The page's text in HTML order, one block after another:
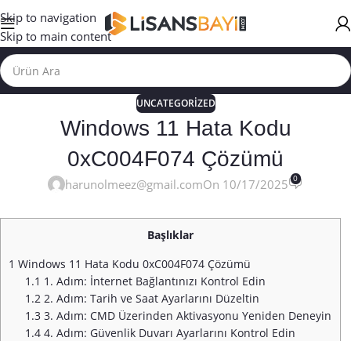
Skip to navigation
Skip to main content
UNCATEGORIZED
Windows 11 Hata Kodu
0xC004F074 Çözümü
harunolmeez@gmail.comOn 10/17/2025 0
Başlıklar
1 Windows 11 Hata Kodu 0xC004F074 Çözümü
1.1 1. Adım: İnternet Bağlantınızı Kontrol Edin
1.2 2. Adım: Tarih ve Saat Ayarlarını Düzeltin
1.3 3. Adım: CMD Üzerinden Aktivasyonu Yeniden Deneyin
1.4 4. Adım: Güvenlik Duvarı Ayarlarını Kontrol Edin